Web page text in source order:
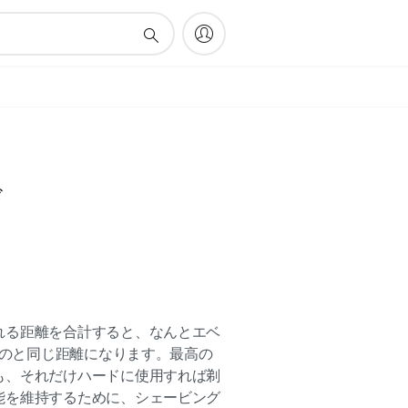
距離を合計すると、なんとエベ
と同じ距離になります。最高の
それだけハードに使用すれば剃
維持するために、シェービング